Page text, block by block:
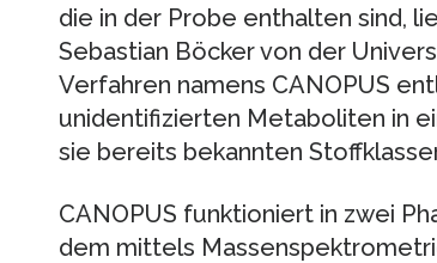
die in der Probe enthalten sind,
Sebastian Böcker von der
Verfahren namens CANOPUS
unidentifizierten Metaboliten in
sie bereits bekannten
CANOPUS funktioniert in zwei
dem mittels